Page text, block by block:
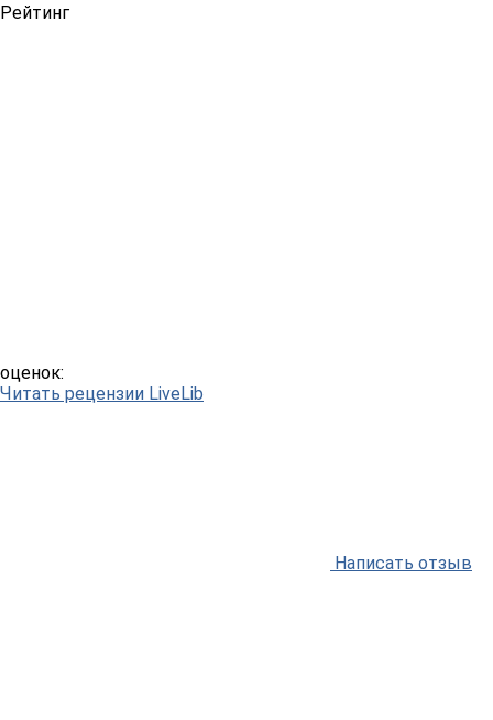
Рейтинг
оценок:
Читать рецензии LiveLib
Написать отзыв